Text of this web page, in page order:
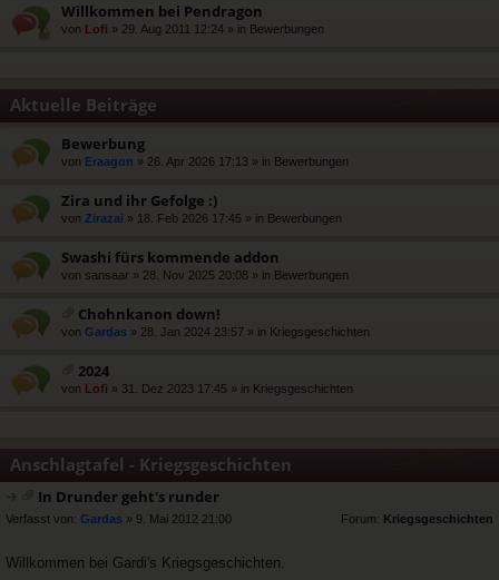
Willkommen bei Pendragon
von Lofi » 29. Aug 2011 12:24 » in Bewerbungen
Aktuelle Beiträge
Bewerbung
von Eraagon » 26. Apr 2026 17:13 » in Bewerbungen
Zira und ihr Gefolge :)
von Zirazai » 18. Feb 2026 17:45 » in Bewerbungen
Swashi fürs kommende addon
von sansaar » 28. Nov 2025 20:08 » in Bewerbungen
at
ng
Chohnkanon down!
von Gardas » 28. Jan 2024 23:57 » in Kriegsgeschichten
at
2024
von Lofi » 31. Dez 2023 17:45 » in Kriegsgeschichten
Anschlagtafel - Kriegsgeschichten
rs
e
r
at
n
In Drunder geht's runder
Verfasst von: Gardas » 9. Mai 2012 21:00 Forum: Kriegsgeschichten
Willkommen bei Gardi's Kriegsgeschichten.